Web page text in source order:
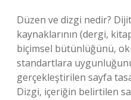
Düzen ve dizgi nedir?
kaynaklarının (dergi,
biçimsel bütünlüğünü,
standartlara
gerçekleştirilen sayfa
Dizgi, içeriğin belirtilen